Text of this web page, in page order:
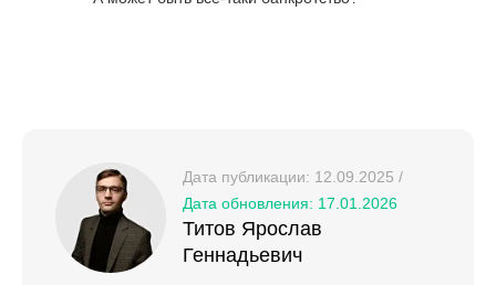
Дата публикации: 12.09.2025 /
Дата обновления: 17.01.2026
Титов Ярослав
Геннадьевич